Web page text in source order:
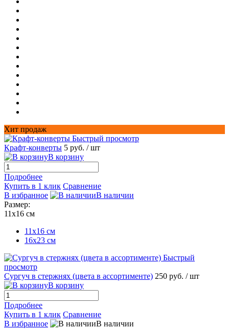
Хит продаж
Быстрый просмотр
Крафт-конверты 5 руб. / шт
В корзину
Подробнее
Купить в 1 клик Сравнение
В избранное
В наличии
Размер:
11х16 см
11х16 см
16x23 см
Быстрый
просмотр
Сургуч в стержнях (цвета в ассортименте) 250 руб. / шт
В корзину
Подробнее
Купить в 1 клик Сравнение
В избранное
В наличии